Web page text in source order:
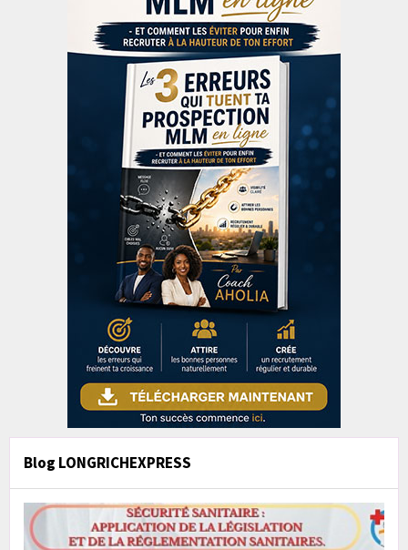
Blog LONGRICHEXPRESS